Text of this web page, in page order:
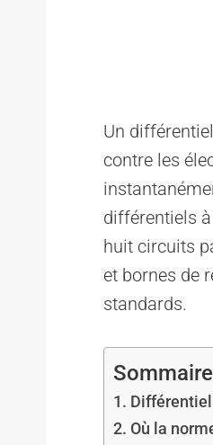
Un
contre les
différentiels
huit circuits
et bornes de
standards.
Sommaire
Où la